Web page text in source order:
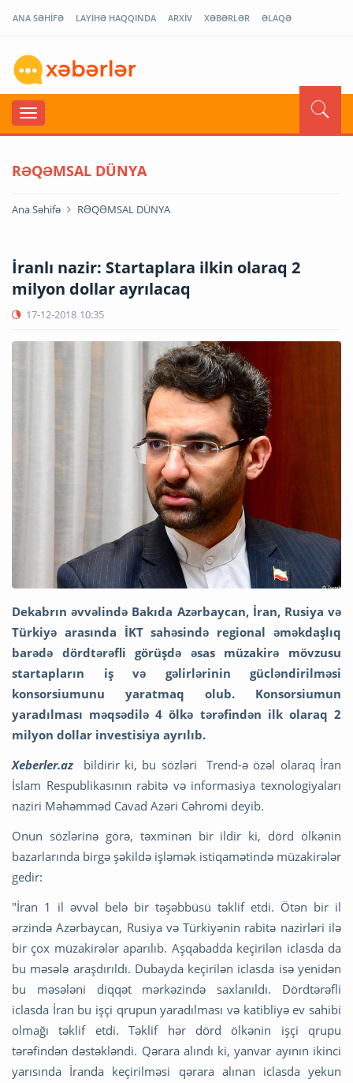
ANA SƏHİFƏ LAYİHƏ HAQQINDA ARXİV XƏBƏRLƏR ƏLAQƏ
RƏQƏMSAL DÜNYA
Ana Səhifə RƏQƏMSAL DÜNYA
İranlı nazir: Startaplara ilkin olaraq 2
milyon dollar ayrılacaq
17-12-2018 10:35
Dekabrın əvvəlində Bakıda Azərbaycan, İran, Rusiya və
Türkiyə arasında İKT sahəsində regional əməkdaşlıq
barədə dördtərəfli görüşdə əsas müzakirə mövzusu
startapların iş və gəlirlərinin gücləndirilməsi
konsorsiumunu yaratmaq olub. Konsorsiumun
yaradılması məqsədilə 4 ölkə tərəfindən ilk olaraq 2
milyon dollar investisiya ayrılıb.
Xeberler.az bildirir ki, bu sözləri Trend-ə özəl olaraq İran
İslam Respublikasının rabitə və informasiya texnologiyaları
naziri Məhəmməd Cavad Azəri Cəhromi deyib.
Onun sözlərinə görə, təxminən bir ildir ki, dörd ölkənin
bazarlarında birgə şəkildə işləmək istiqamətində müzakirələr
gedir:
"İran 1 il əvvəl belə bir təşəbbüsü təklif etdi. Ötən bir il
ərzində Azərbaycan, Rusiya və Türkiyənin rabitə nazirləri ilə
bir çox müzakirələr aparılıb. Aşqabadda keçirilən iclasda da
bu məsələ araşdırıldı. Dubayda keçirilən iclasda isə yenidən
bu məsələni diqqət mərkəzində saxlanıldı. Dördtərəfli
iclasda İran bu işçi qrupun yaradılması və katibliyə ev sahibi
olmağı təklif etdi. Təklif hər dörd ölkənin işçi qrupu
tərəfindən dəstəkləndi. Qərara alındı ki, yanvar ayının ikinci
yarısında İranda keçirilməsi qərara alınan iclasda yekun